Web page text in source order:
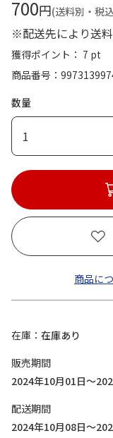
700円(送料別・税
※配送先により送料
獲得ポイント： 7 pt
商品番号
数量
1
商品に
在庫
在庫あり
販売期間
2024年10月01日～
配送期間
2024年10月08日～